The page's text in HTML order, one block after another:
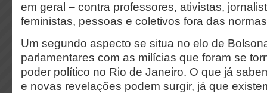
em geral – contra professores, ativistas,
feministas, pessoas e coletivos fora das
Um segundo aspecto se situa no elo de
parlamentares com as milícias que foram se
poder político no Rio de Janeiro. O que já
e novas revelações podem surgir, já que